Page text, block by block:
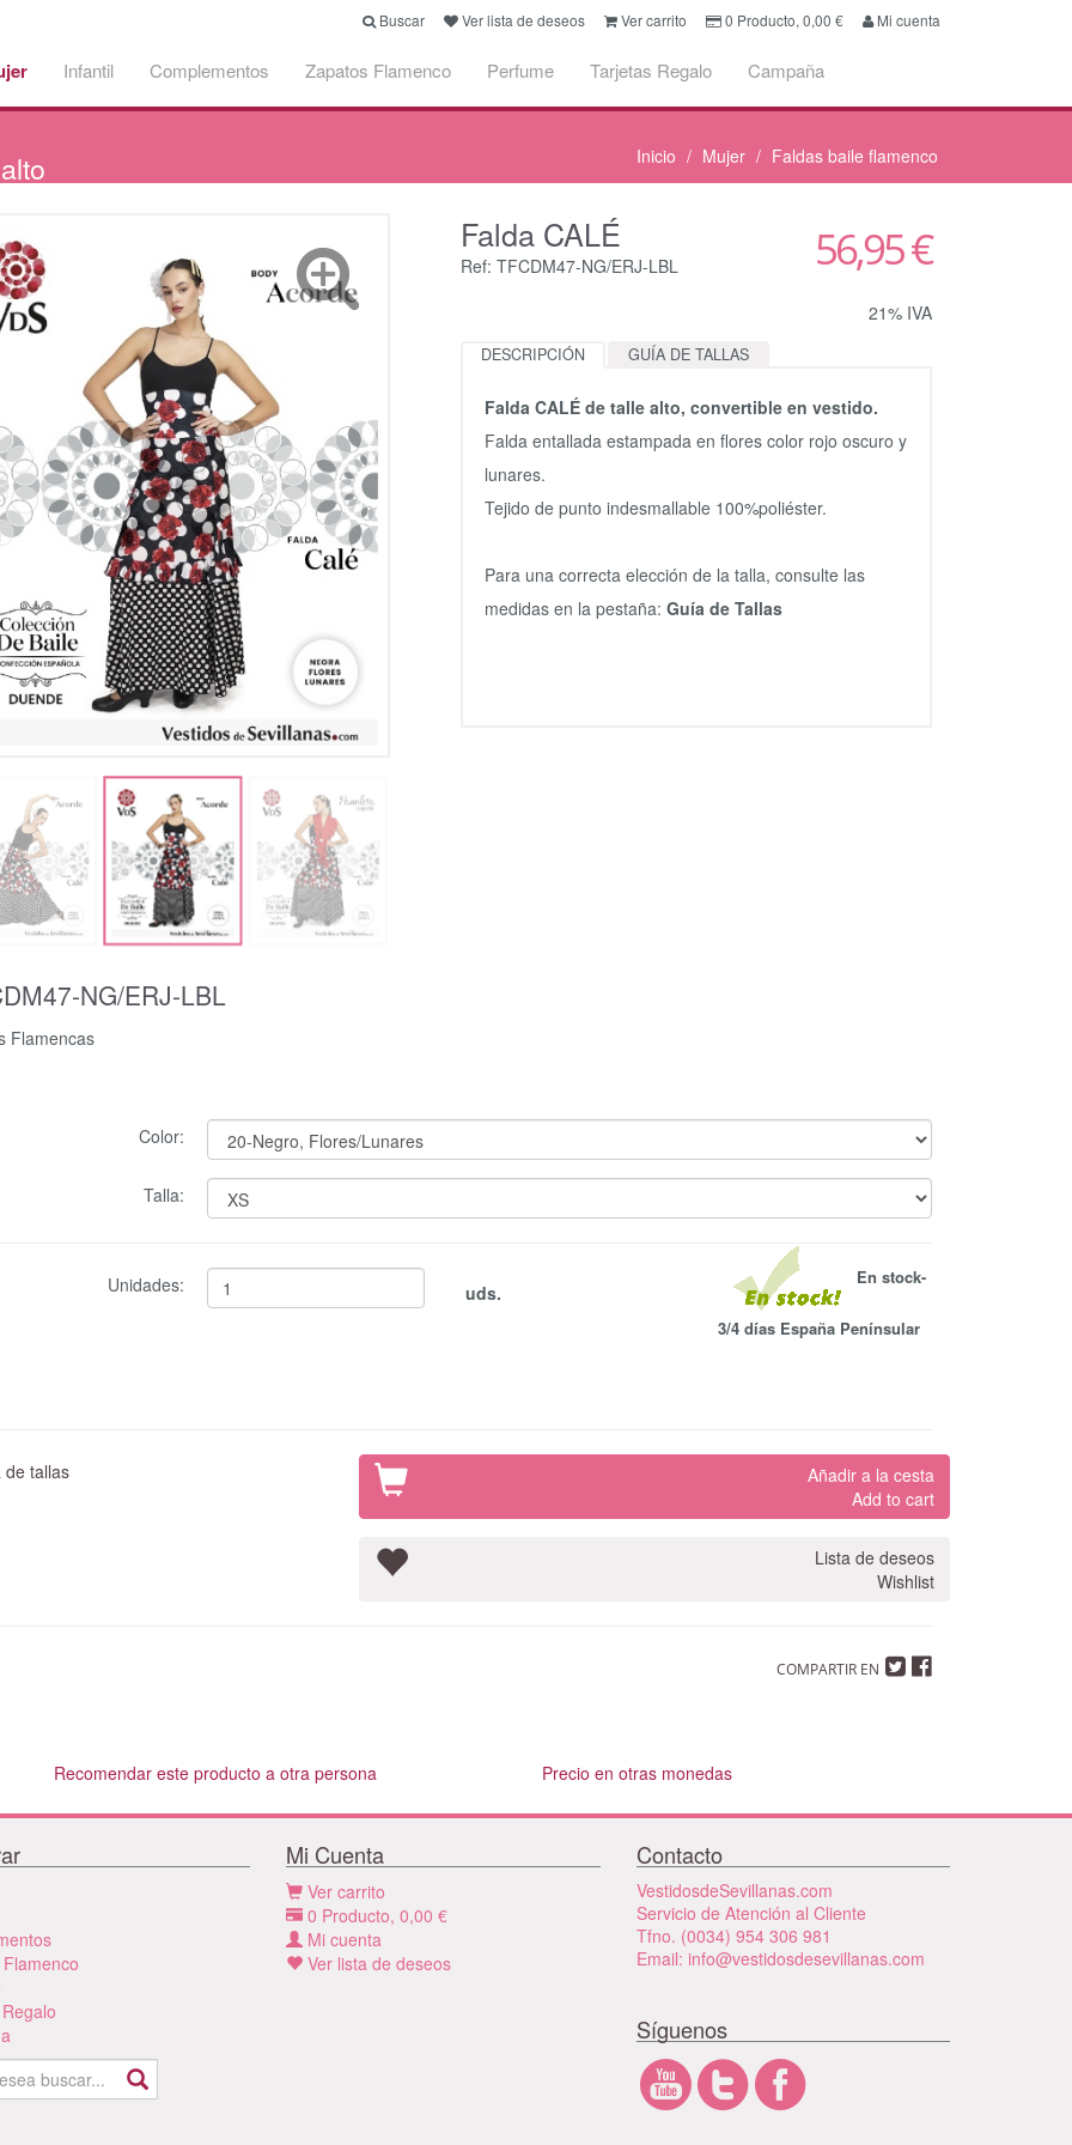
Buscar Ver lista de deseos Ver carrito 0 Producto, 0,00 € Mi cuenta
Infantil Complementos Zapatos Flamenco Perfume Tarjetas Regalo Campaña
Inicio Mujer Faldas baile flamenco
NG/ERJ-LBL
Flamencas
Falda CALÉ
Ref: TFCDM47-NG/ERJ-LBL 56,95 €
21% IVA
DESCRIPCIÓN GUÍA DE TALLAS
Falda CALÉ de talle alto, convertible en vestido.
Falda entallada estampada en flores color rojo oscuro y
lunares.
Tejido de punto indesmallable 100%poliéster.
Para una correcta elección de la talla, consulte las
medidas en la pestaña:Guía de Tallas
Color:
Talla:
Unidades: uds.
En stock-
3/4 días España Penínsular
tallas
Añadir a la cesta
Add to cart
Lista de deseos
Wishlist
COMPARTIR EN
Recomendar este producto a otra persona Precio en otras monedas
Mi Cuenta
Ver carrito
0 Producto, 0,00 €
Mi cuenta
Ver lista de deseos
Contacto
VestidosdeSevillanas.com
Servicio de Atención al Cliente
Tfno. (0034) 954 306 981
Email: info@vestidosdesevillanas.com
Síguenos